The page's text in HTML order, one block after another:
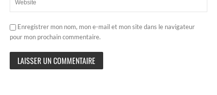
Enregistrer mon nom, mon e-mail et mon site dans le navigateur
pour mon prochain commentaire.